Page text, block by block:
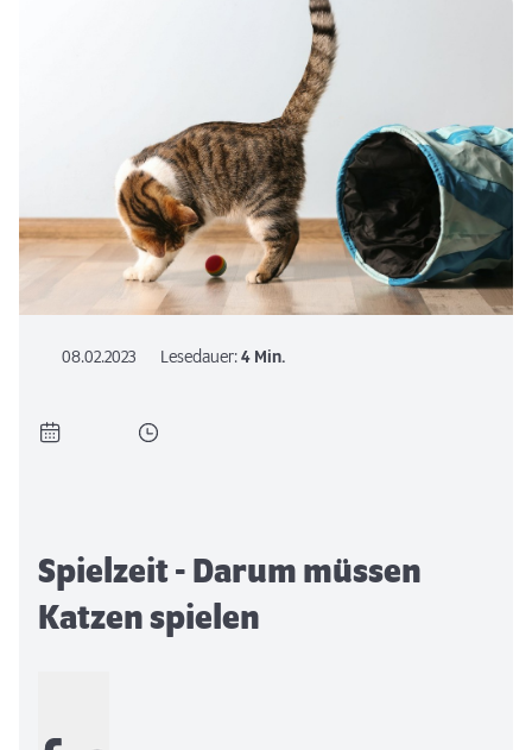
08.02.2023 Lesedauer:4 Min.
Spielzeit - Darum müssen
Katzen spielen